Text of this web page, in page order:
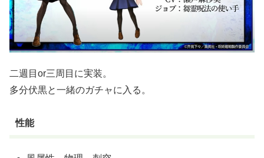
二週目or三周目に実装。
多分伏黒と一緒のガチャに入る。
性能